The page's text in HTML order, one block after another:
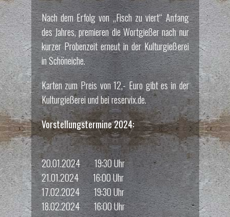
Nach dem Erfolg von „Fisch zu viert“ Anfang
des Jahres, premieren die Wortgießer nach nur
kurzer Probenzeit erneut in der Kulturgießerei
in Schöneiche.
Karten zum Preis von 12,- Euro gibt es in der
Kulturgießerei und bei reservix.de.
Vorstellungstermine 2024:
20.01.2024 19:30 Uhr
21.01.2024 16:00 Uhr
17.02.2024 19:30 Uhr
18.02.2024 16:00 Uhr